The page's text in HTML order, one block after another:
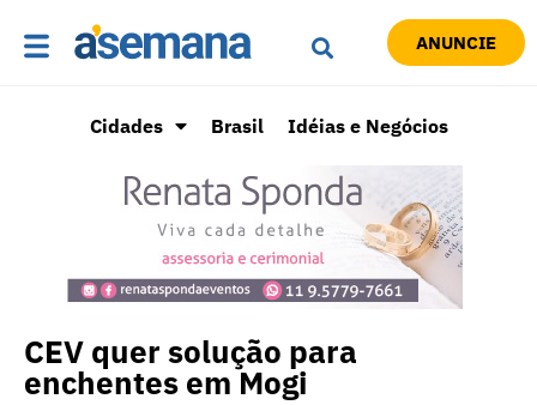
ANUNCIE
Cidades Brasil Idéias e Negócios
CEV quer solução para
enchentes em Mogi